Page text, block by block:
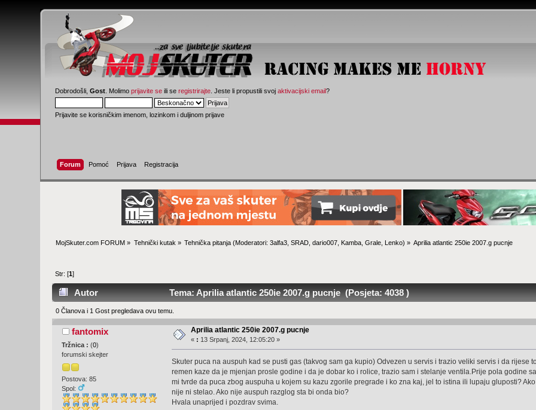
Dobrodošli,Gost . Molimoprijavite se ili seregistrirajte . Jeste li propustili svojaktivacijski email?
Prijavite se korisničkim imenom, lozinkom i duljinom prijave
Forum Pomoć Prijava Registracija
MojSkuter.com FORUM » Tehnički kutak » Tehnička pitanja (Moderatori:3alfa3 ,SRAD ,dario007 Kamba ,Grale Lenko) » Aprilia atlantic 250ie 2007.g pucnje
Str: [1]
Autor Tema: Aprilia atlantic 250ie 2007.g pucnje (Posjeta: 4038 )
0 Članova i 1 Gost pregledava ovu temu.
fantomix
Tržnica :(0)
forumski skejter
Postova: 85
Spol:
Aprilia atlantic 250ie 2007.g pucnje
« : 13 Srpanj, 2024, 12:05:20 »
Skuter puca na auspuh kad se pusti gas (takvog sam ga kupio) Odvezen u servis i trazio veliki servis i da rijese
remen kaze da je mjenjan prosle godine i da je dobar ko i rolice, trazio sam i stelanje ventila.Prije pola godine
mi tvrde da puca zbog auspuha u kojem su kazu zgorile pregrade i ko zna kaj, jel to istina ili lupaju gluposti?
nije ni stelao. Ako nije auspuh razglog sta bi onda bio?
Hvala unaprijed i pozdrav svima.